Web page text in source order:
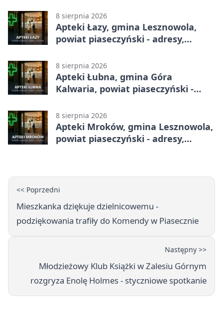
8 sierpnia 2026
Apteki Łazy, gmina Lesznowola,
powiat piaseczyński - adresy,
8 sierpnia 2026
Apteki Łubna, gmina Góra
Kalwaria, powiat piaseczyński -
8 sierpnia 2026
Apteki Mroków, gmina Lesznowola,
powiat piaseczyński - adresy,
<< Poprzedni
Mieszkanka dziękuje dzielnicowemu -
podziękowania trafiły do Komendy w Piasecznie
Następny >>
Młodzieżowy Klub Książki w Zalesiu Górnym
rozgryza Enolę Holmes - styczniowe spotkanie